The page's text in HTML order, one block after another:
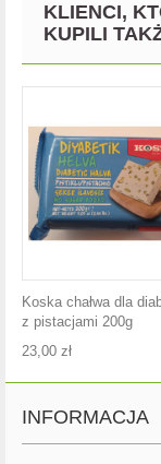
KLIENCI,
KUPILI
Koska chałwa dla
z pistacjami 200g
23,00 zł
INFORMACJA